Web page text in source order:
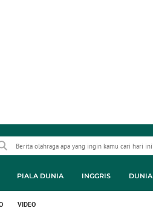
PIALA DUNIA INGGRIS DUNIA
VIDEO